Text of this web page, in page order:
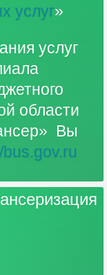
услуг»
услуг
области
Вы